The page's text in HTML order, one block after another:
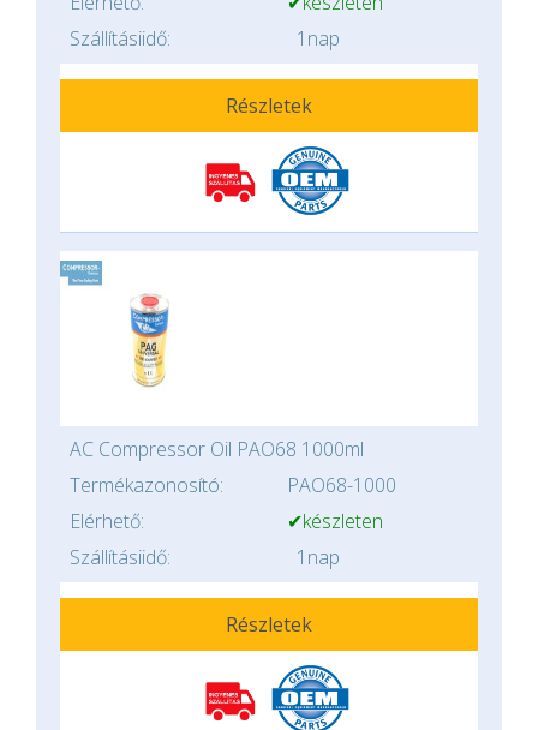
Szállításiidő:
1nap
Részletek
AC Compressor Oil PAO68 1000ml
Termékazonosító:
PAO68-1000
Elérhető:
✔készleten
Szállításiidő:
1nap
Részletek